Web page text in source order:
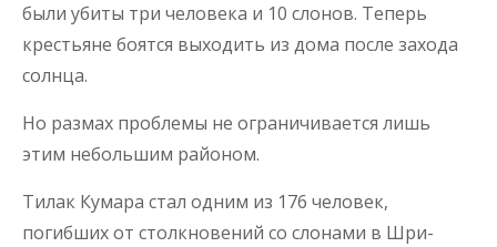
были убиты три человека и 10 слонов. Теперь
крестьяне боятся выходить из дома после захода
солнца.
Но размах проблемы не ограничивается лишь
этим небольшим районом.
Тилак Кумара стал одним из 176 человек,
погибших от столкновений со слонами в Шри-